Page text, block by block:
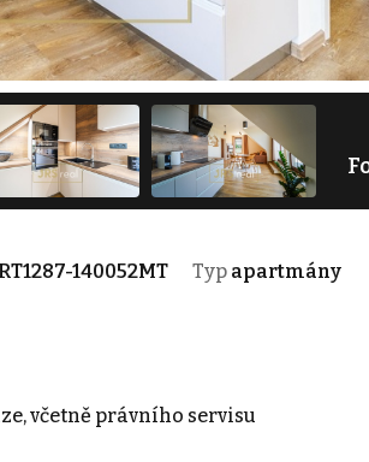
RT1287-140052MT Typ apartmány
včetně právního servisu